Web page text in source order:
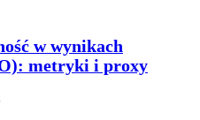
w wynikach
metryki i proxy